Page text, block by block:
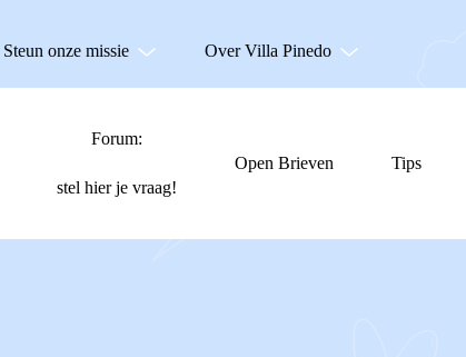
Steun onze missie Over Villa Pinedo
Forum:
stel hier je vraag!
Open Brieven Tips